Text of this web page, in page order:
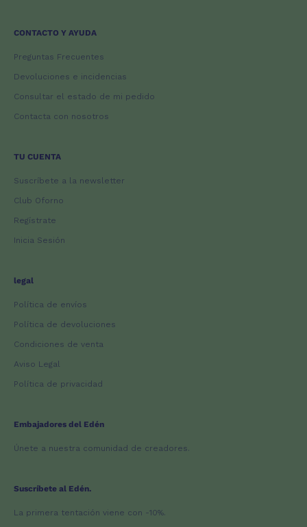
CONTACTO Y AYUDA
Preguntas Frecuentes
Devoluciones e incidencias
Consultar el estado de mi pedido
Contacta con nosotros
TU CUENTA
Suscríbete a la newsletter
Club Oforno
Regístrate
Inicia Sesión
legal
Política de envíos
Política de devoluciones
Condiciones de venta
Aviso Legal
Política de privacidad
Embajadores del Edén
Únete a nuestra comunidad de creadores.
Suscríbete al Edén.
La primera tentación viene con -10%.